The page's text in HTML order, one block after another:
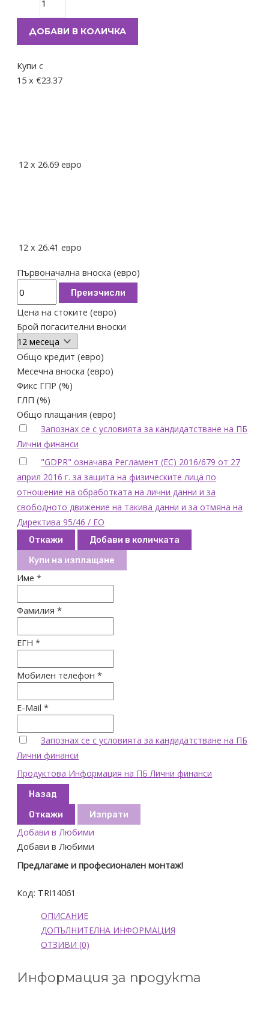
ДОБАВИ В КОЛИЧКА
Купи с
15 x €23.37
12 x 26.69 евро
12 x 26.41 евро
Първоначална вноска (евро)
Преизчисли
Цена на стоките (евро)
Брой погасителни вноски
Общо кредит (евро)
Месечна вноска (евро)
Фикс ГПР (%)
ГЛП (%)
Общо плащания (евро)
Запознах се с условията за кандидатстване на ПБ
Лични финанси
"GDPR" означава Регламент (ЕС) 2016/679 от 27
април 2016 г. за защита на физическите лица по
отношение на обработката на лични данни и за
свободното движение на такива данни и за отмяна на
Директива 95/46 / ЕО
Откажи
Добави в количката
Купи на изплащане
Име *
Фамилия *
ЕГН *
Мобилен телефон *
E-Mail *
Запознах се с условията за кандидатстване на ПБ
Лични финанси
Продуктова Информация на ПБ Лични финанси
Назад
Откажи
Изпрати
Добави в Любими
Добави в Любими
Предлагаме и професионален монтаж!
Код: TRI14061
ОПИСАНИЕ
ДОПЪЛНИТЕЛНА ИНФОРМАЦИЯ
ОТЗИВИ (0)
Информация за продукта